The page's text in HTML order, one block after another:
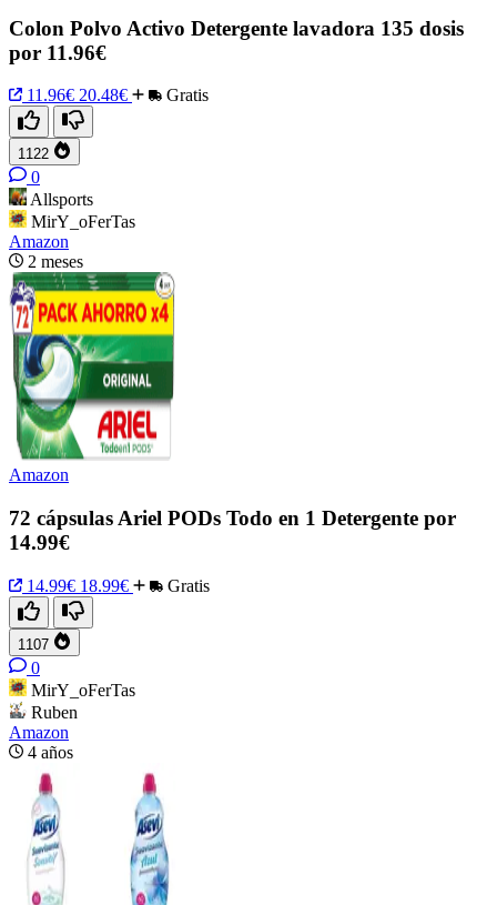
Colon Polvo Activo Detergente lavadora 135 dosis
por 11.96€
11.96€ 20.48€ Gratis
1122
0
Allsports
MirY_oFerTas
Amazon
2 meses
Amazon
72 cápsulas Ariel PODs Todo en 1 Detergente por
14.99€
14.99€ 18.99€ Gratis
1107
0
MirY_oFerTas
Ruben
Amazon
4 años